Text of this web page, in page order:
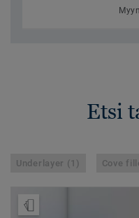
Etsi
Underlayer (1) Cove